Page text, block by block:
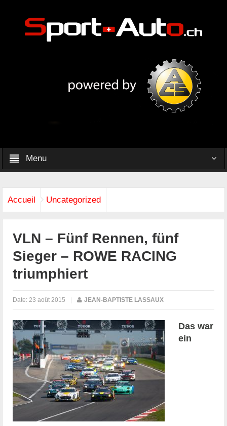
Menu
Accueil Uncategorized
VLN – Fünf Rennen, fünf
Sieger – ROWE RACING
triumphiert
Date: 23 août 2015 | JEAN-BAPTISTE LASSAUX
Das war
ein